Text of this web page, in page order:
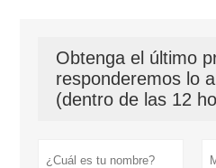
Obtenga el último
responderemos lo
(dentro de las 12